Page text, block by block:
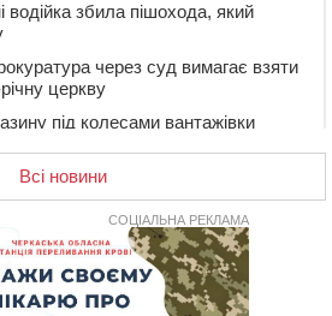
водійка збила пішохода, який
через суд вимагає взяти
церкву
під колесами вантажівки
для приватизації
у центрі міста
для пенсії: як його докупити та що
низку недоліків у гуртожитку, де
Всі новини
СОЦІАЛЬНА РЕКЛАМА